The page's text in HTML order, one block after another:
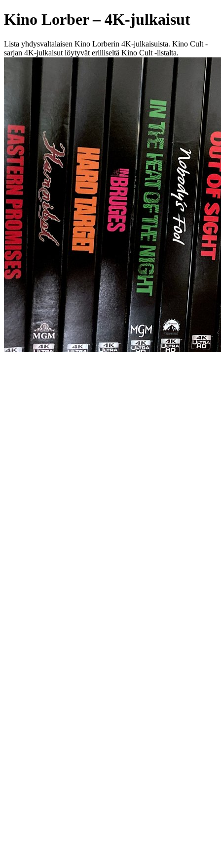
Kino Lorber – 4K-julkaisut
Lista yhdysvaltalaisen Kino Lorberin 4K-julkaisuista. Kino Cult -
sarjan 4K-julkaisut löytyvät erilliseltä Kino Cult -listalta.